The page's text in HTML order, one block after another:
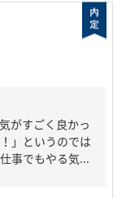
がすごく良かっ
」というのでは
事でもやる気...